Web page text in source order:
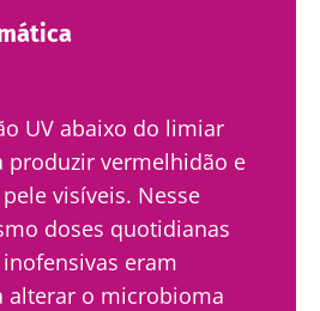
UV abaixo do limiar
produzir vermelhidão e
visíveis. Nesse
doses quotidianas
eram
alterar o microbioma
se
com as últimas notícias